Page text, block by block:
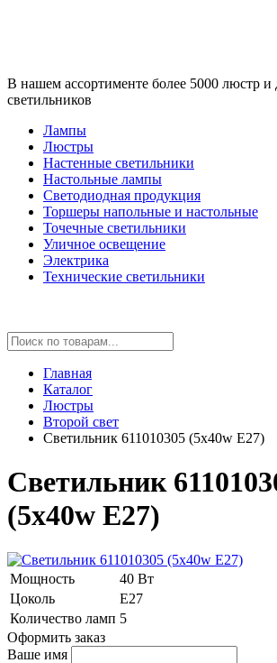
В нашем ассортименте более 5000 люстр и
светильников
Лампы
Люстры
Настенные светильники
Настольные лампы
Светодиодная продукция
Торшеры напольные и настольные
Точечные светильники
Уличное освещение
Электрика
Технические светильники
Главная
Каталог
Люстры
Второй свет
Светильник 611010305 (5x40w E27)
Светильник
(5x40w E27)
Мощность
40 Вт
Цоколь
E27
Количество ламп 5
Оформить заказ
Ваше имя